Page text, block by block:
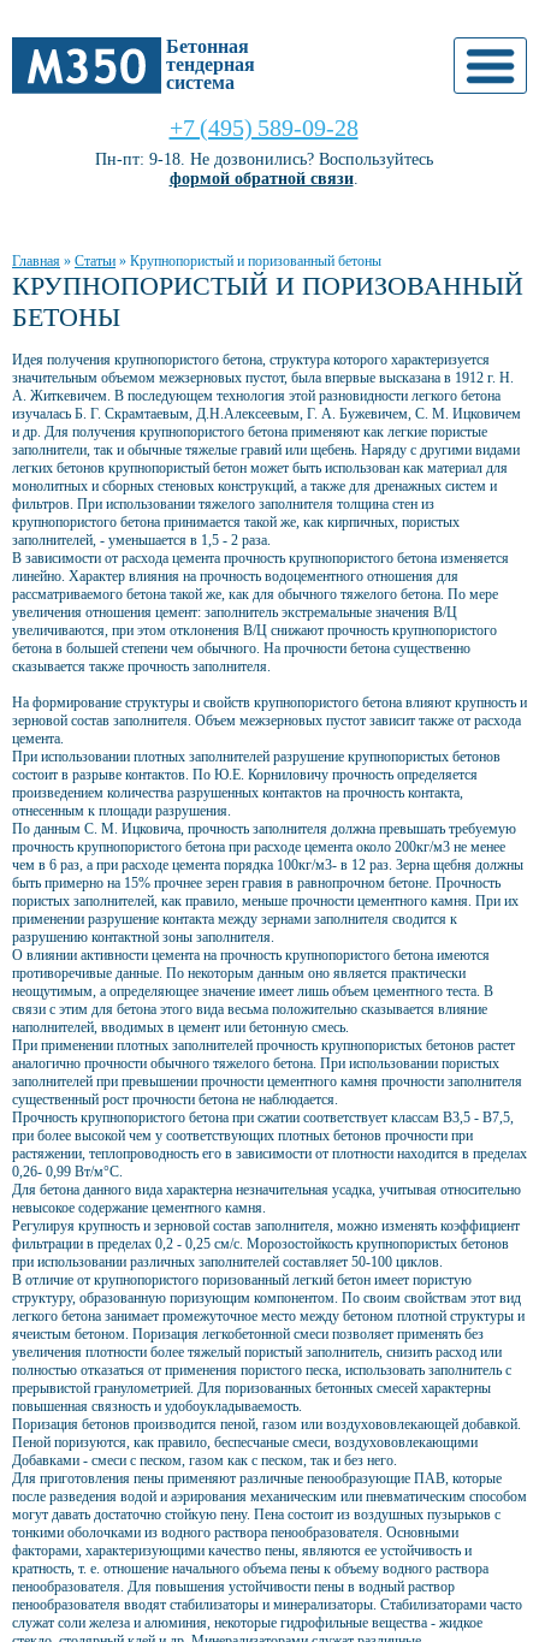
Бетонная
тендерная
система
+7 (495) 589-09-28
Пн-пт: 9-18. Не дозвонились? Воспользуйтесь
формой обратной связи.
Главная » Статьи » Крупнопористый и поризованный бетоны
КРУПНОПОРИСТЫЙ И ПОРИЗОВАННЫЙ
БЕТОНЫ
Идея получения крупнопористого бетона, структура которого характеризуется
значительным объемом межзерновых пустот, была впервые высказана в 1912 г. Н.
А. Житкевичем. В последующем технология этой разновидности легкого бетона
изучалась Б. Г. Скрамтаевым, Д.Н.Алексеевым, Г. А. Бужевичем, С. М. Ицковичем
и др. Для получения крупнопористого бетона применяют как легкие пористые
заполнители, так и обычные тяжелые гравий или щебень. Наряду с другими видами
легких бетонов крупнопористый бетон может быть использован как материал для
монолитных и сборных стеновых конструкций, а также для дренажных систем и
фильтров. При использовании тяжелого заполнителя толщина стен из
крупнопористого бетона принимается такой же, как кирпичных, пористых
заполнителей, - уменьшается в 1,5 - 2 раза.
В зависимости от расхода цемента прочность крупнопористого бетона изменяется
линейно. Характер влияния на прочность водоцементного отношения для
рассматриваемого бетона такой же, как для обычного тяжелого бетона. По мере
увеличения отношения цемент: заполнитель экстремальные значения В/Ц
увеличиваются, при этом отклонения В/Ц снижают прочность крупнопористого
бетона в большей степени чем обычного. На прочности бетона существенно
сказывается также прочность заполнителя.
На формирование структуры и свойств крупнопористого бетона влияют крупность и
зерновой состав заполнителя. Объем межзерновых пустот зависит также от расхода
цемента.
При использовании плотных заполнителей разрушение крупнопористых бетонов
состоит в разрыве контактов. По Ю.Е. Корниловичу прочность определяется
произведением количества разрушенных контактов на прочность контакта,
отнесенным к площади разрушения.
По данным С. М. Ицковича, прочность заполнителя должна превышать требуемую
прочность крупнопористого бетона при расходе цемента около 200кг/м3 не менее
чем в 6 раз, а при расходе цемента порядка 100кг/м3- в 12 раз. Зерна щебня должны
быть примерно на 15% прочнее зерен гравия в равнопрочном бетоне. Прочность
пористых заполнителей, как правило, меньше прочности цементного камня. При их
применении разрушение контакта между зернами заполнителя сводится к
разрушению контактной зоны заполнителя.
О влиянии активности цемента на прочность крупнопористого бетона имеются
противоречивые данные. По некоторым данным оно является практически
неощутимым, а определяющее значение имеет лишь объем цементного теста. В
связи с этим для бетона этого вида весьма положительно сказывается влияние
наполнителей, вводимых в цемент или бетонную смесь.
При применении плотных заполнителей прочность крупнопористых бетонов растет
аналогично прочности обычного тяжелого бетона. При использовании пористых
заполнителей при превышении прочности цементного камня прочности заполнителя
существенный рост прочности бетона не наблюдается.
Прочность крупнопористого бетона при сжатии соответствует классам В3,5 - В7,5,
при более высокой чем у соответствующих плотных бетонов прочности при
растяжении, теплопроводность его в зависимости от плотности находится в пределах
0,26- 0,99 Вт/м°С.
Для бетона данного вида характерна незначительная усадка, учитывая относительно
невысокое содержание цементного камня.
Регулируя крупность и зерновой состав заполнителя, можно изменять коэффициент
фильтрации в пределах 0,2 - 0,25 см/с. Морозостойкость крупнопористых бетонов
при использовании различных заполнителей составляет 50-100 циклов.
В отличие от крупнопористого поризованный легкий бетон имеет пористую
структуру, образованную поризующим компонентом. По своим свойствам этот вид
легкого бетона занимает промежуточное место между бетоном плотной структуры и
ячеистым бетоном. Поризация легкобетонной смеси позволяет применять без
увеличения плотности более тяжелый пористый заполнитель, снизить расход или
полностью отказаться от применения пористого песка, использовать заполнитель с
прерывистой гранулометрией. Для поризованных бетонных смесей характерны
повышенная связность и удобоукладываемость.
Поризация бетонов производится пеной, газом или воздухововлекающей добавкой.
Пеной поризуются, как правило, беспесчаные смеси, воздухововлекающими
Добавками - смеси с песком, газом как с песком, так и без него.
Для приготовления пены применяют различные пенообразующие ПАВ, которые
после разведения водой и аэрирования механическим или пневматическим способом
могут давать достаточно стойкую пену. Пена состоит из воздушных пузырьков с
тонкими оболочками из водного раствора пенообразователя. Основными
факторами, характеризующими качество пены, являются ее устойчивость и
кратность, т. е. отношение начального объема пены к объему водного раствора
пенообразователя. Для повышения устойчивости пены в водный раствор
пенообразователя вводят стабилизаторы и минерализаторы. Стабилизаторами часто
служат соли железа и алюминия, некоторые гидрофильные вещества - жидкое